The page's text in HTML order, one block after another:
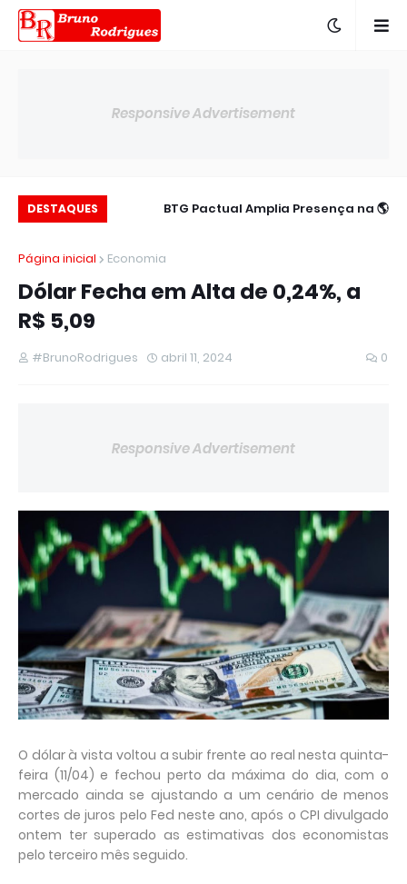
Responsive Advertisement
DESTAQUES
🌎 BTG Pactual Amplia Presença na
📉 Poupança Registra Saldo Negativo no
para 14,00% ao
Página inicial
Economia
Dólar Fecha em Alta de 0,24%, a
R$ 5,09
#BrunoRodrigues abril 11, 2024 0
Responsive Advertisement
O dólar à vista voltou a subir frente ao real nesta quinta-
feira (11/04) e fechou perto da máxima do dia, com o
mercado ainda se ajustando a um cenário de menos
cortes de juros pelo Fed neste ano, após o CPI divulgado
ontem ter superado as estimativas dos economistas
pelo terceiro mês seguido.